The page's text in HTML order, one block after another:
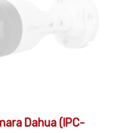
Vista rápida
Dahua (IPC-